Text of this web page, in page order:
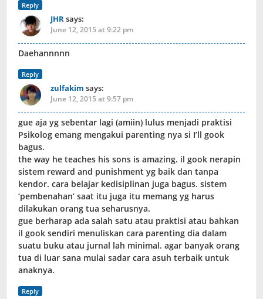
Reply
JHRsays:
June 12, 2015 at 9:22 pm
Daehannnnn
Reply
zulfakim says:
June 12, 2015 at 9:57 pm
gue aja yg sebentar lagi (amiin) lulus menjadi praktisi
Psikolog emang mengakui parenting nya si I’ll gook
bagus.
the way he teaches his sons is amazing. il gook nerapin
sistem reward and punishment yg baik dan tanpa
kendor. cara belajar kedisiplinan juga bagus. sistem
‘pembenahan’ saat itu juga itu memang yg harus
dilakukan orang tua seharusnya.
gue berharap ada salah satu atau praktisi atau bahkan
il gook sendiri menuliskan cara parenting dia dalam
suatu buku atau jurnal lah minimal. agar banyak orang
tua di luar sana mulai sadar cara asuh terbaik untuk
anaknya.
Reply